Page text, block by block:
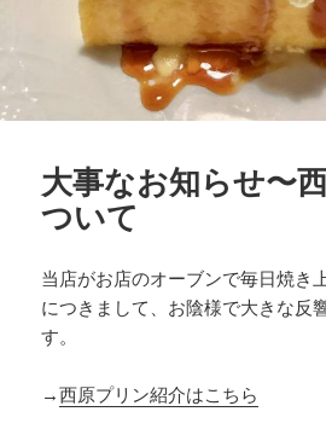
大事なお知らせ〜
ついて
当店がお店のオーブンで毎日焼き
につきまして、お陰様で大きな反
す。
→西原プリン紹介はこちら